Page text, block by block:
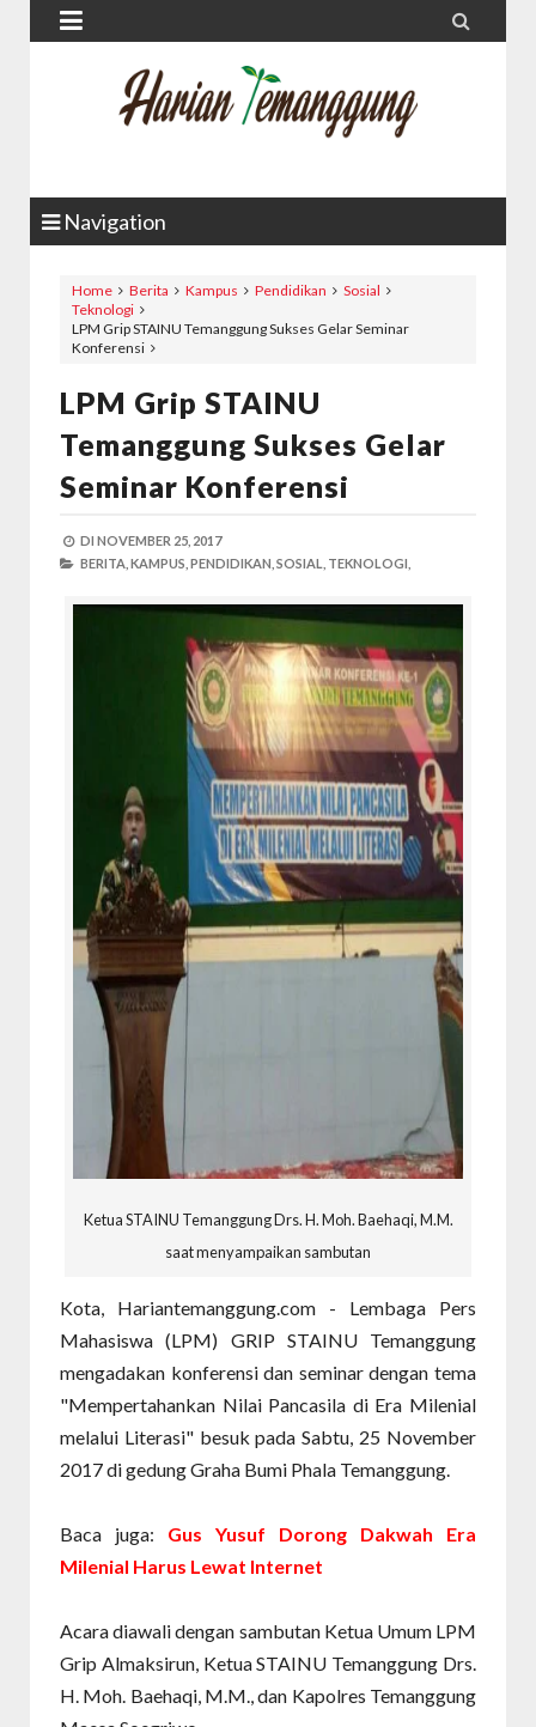
 
Navigation
Home Berita Kampus Pendidikan
Sosial
Teknologi
LPM Grip STAINU Temanggung Sukses Gelar Seminar
Konferensi
LPM Grip STAINU
Temanggung Sukses Gelar
Seminar Konferensi
DI NOVEMBER 25, 2017
BERITA, KAMPUS, PENDIDIKAN, SOSIAL, TEKNOLOGI,
Ketua STAINU Temanggung Drs. H. Moh. Baehaqi, M.M.
saat menyampaikan sambutan
Kota, Hariantemanggung.com - Lembaga Pers
Mahasiswa (LPM) GRIP STAINU Temanggung
mengadakan konferensi dan seminar dengan tema
"Mempertahankan Nilai Pancasila di Era Milenial
melalui Literasi" besuk pada Sabtu, 25 November
2017 di gedung Graha Bumi Phala Temanggung.
Baca juga: Gus Yusuf Dorong Dakwah Era
Milenial Harus Lewat Internet
Acara diawali dengan sambutan Ketua Umum LPM
Grip Almaksirun, Ketua STAINU Temanggung Drs.
H. Moh. Baehaqi, M.M., dan Kapolres Temanggung